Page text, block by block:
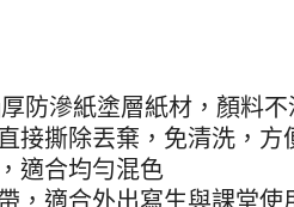
防滲紙塗層紙材，顏料不
接撕除丟棄，免清洗，方
適合均勻混色
，適合外出寫生與課堂使